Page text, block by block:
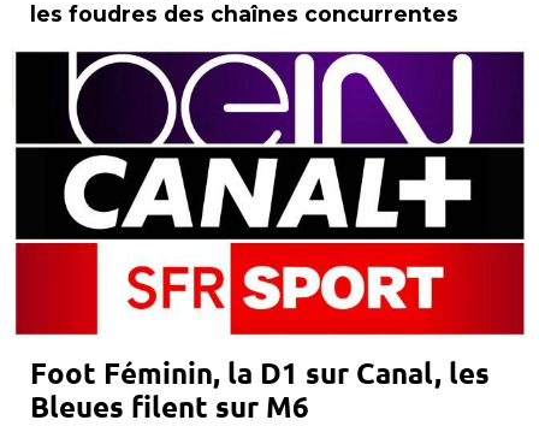
les foudres des chaînes concurrentes
Foot Féminin, la D1 sur Canal, les
Bleues filent sur M6